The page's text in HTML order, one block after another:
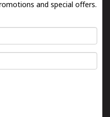
and special offers.